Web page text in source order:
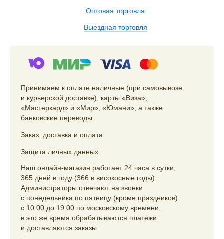
Оптовая торговля
Выездная торговля
Принимаем к оплате наличные (при самовывозе
и курьерской доставке), карты «Виза»,
«Мастеркард» и «Мир», «Юмани», а также
банковские переводы.
Заказ доставка и оплата
Защита личных данных
Наш онлайн-магазин работает 24 часа в сутки,
365 дней в году (366 в високосные годы).
Администраторы отвечают на звонки
с понедельника по пятницу (кроме праздников)
с 10:00 до 19:00 по московскому времени,
в это же время обрабатываются платежи
и доставляются заказы.